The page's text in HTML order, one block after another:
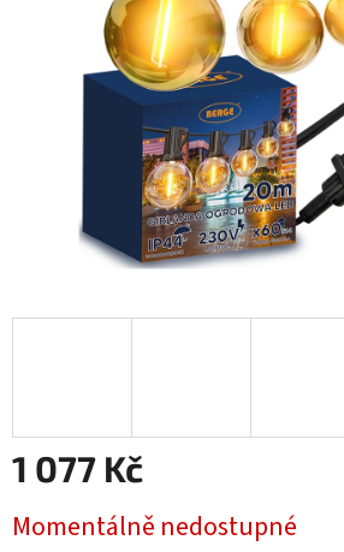
1 077 Kč
cena:
Momentálně nedostupné